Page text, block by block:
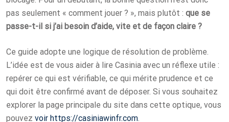
pas seulement « comment jouer ? », mais plutôt : que se
passe-t-il si j’ai besoin d’aide, vite et de façon claire ?
Ce guide adopte une logique de résolution de problème.
L’idée est de vous aider à lire Casinia avec un réflexe utile :
repérer ce qui est vérifiable, ce qui mérite prudence et ce
qui doit être confirmé avant de déposer. Si vous souhaitez
explorer la page principale du site dans cette optique, vous
pouvez voir https://casiniawinfr.com.